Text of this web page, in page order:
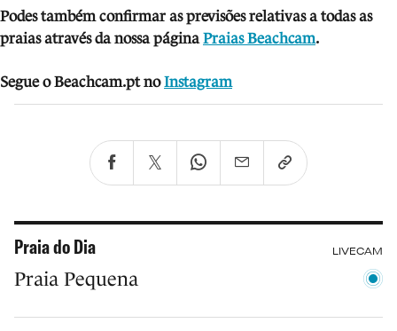
Podes também confirmar as previsões relativas a todas as
praias através da nossa páginaPraias Beachcam.
Segue o Beachcam.pt no Instagram
Praia do Dia LIVECAM
Praia Pequena